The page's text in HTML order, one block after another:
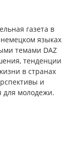
газета в
языках
темами DAZ
тенденции
в странах
и
для молодежи.